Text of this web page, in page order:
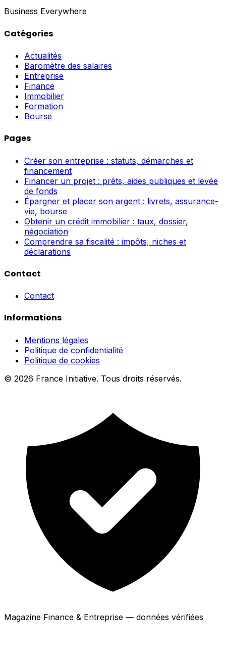
Business Everywhere
Catégories
Actualités
Baromètre des salaires
Entreprise
Finance
Immobilier
Formation
Bourse
Pages
Créer son entreprise : statuts, démarches et
financement
Financer un projet : prêts, aides publiques et levée
de fonds
Épargner et placer son argent : livrets, assurance-
vie, bourse
Obtenir un crédit immobilier : taux, dossier,
négociation
Comprendre sa fiscalité : impôts, niches et
déclarations
Contact
Contact
Informations
Mentions légales
Politique de confidentialité
Politique de cookies
© 2026 France Initiative. Tous droits réservés.
Magazine Finance & Entreprise — données vérifiées